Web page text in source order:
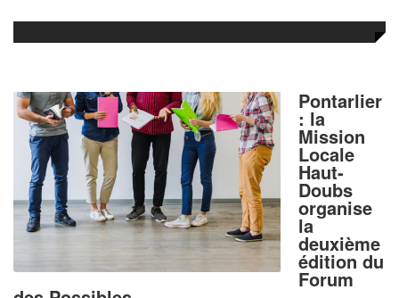
Pontarlier
: la
Mission
Locale
Haut-
Doubs
organise
la
deuxième
édition du
Forum